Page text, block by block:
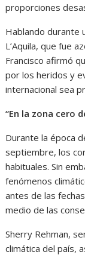
proporciones
Hablando durante
L’Aquila, que fue
Francisco afirmó
por los heridos y
internacional sea
“En la zona cero
Durante la época
septiembre, los
habituales. Sin
fenómenos
antes de las
medio de las
Sherry Rehman,
climática del país,